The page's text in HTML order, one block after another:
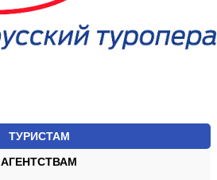
ТУРИСТАМ
АГЕНТСТВАМ